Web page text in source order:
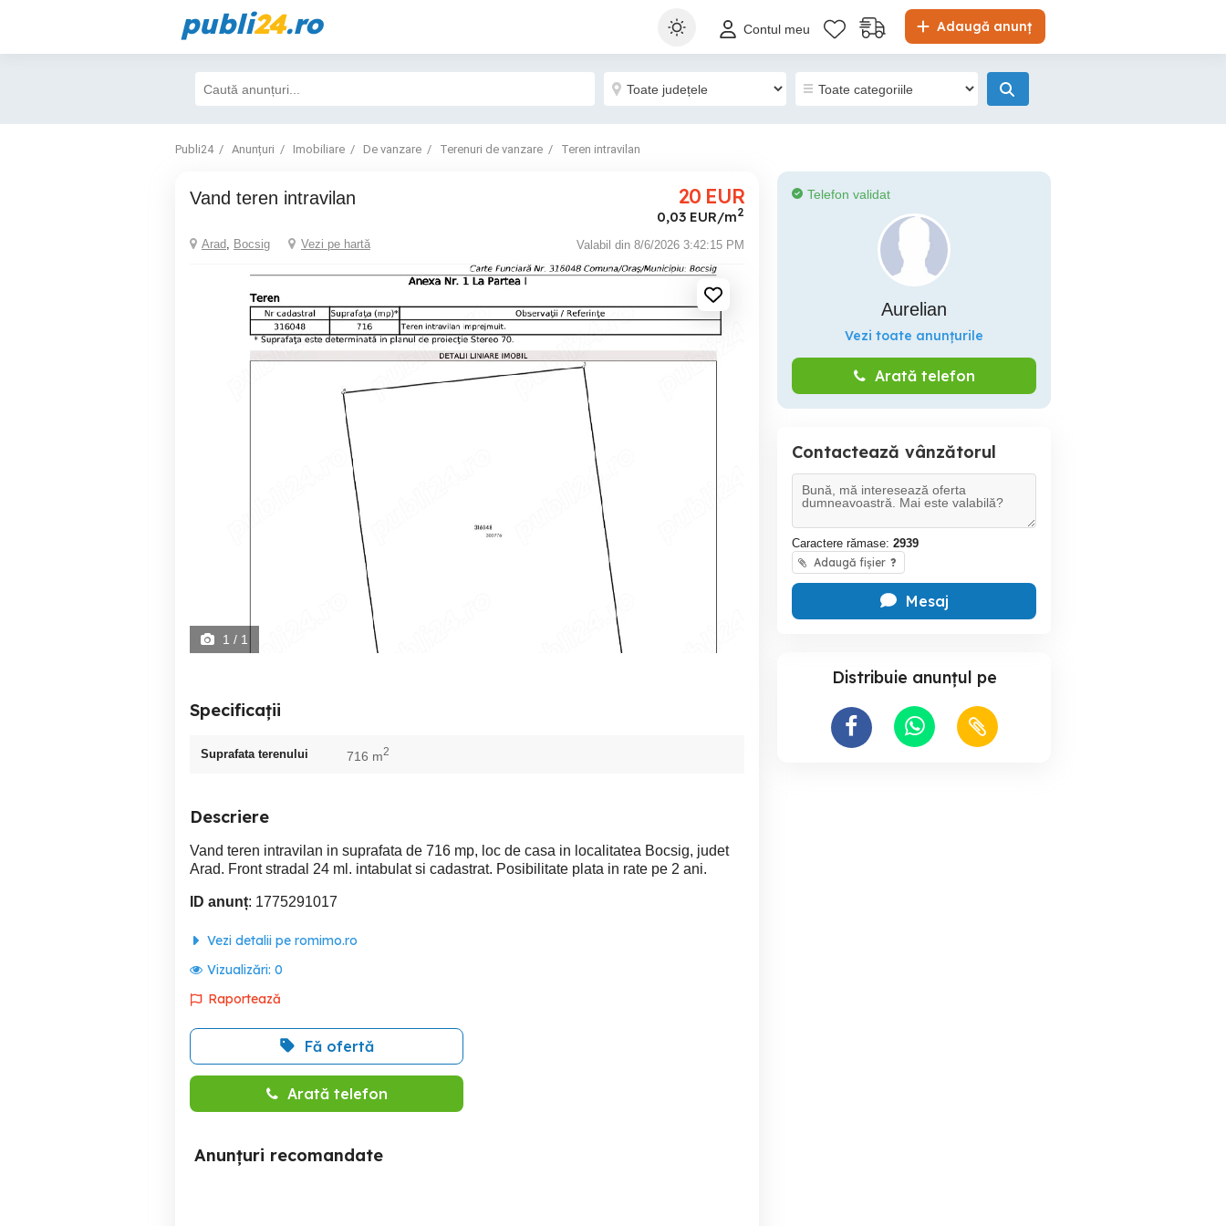
publi24.ro Adaugă anunț
Contul meu
Publi24 Anunțuri Imobiliare De vanzare Terenuri de vanzare Teren intravilan
Vand teren intravilan 20 EUR
0,03 EUR/m2
Arad Bocsig Vezi pe hartă Valabil din 8/6/2026 3:42:15 PM
1 / 1
Specificații
Suprafata terenului 716 m2
Descriere
Vand teren intravilan in suprafata de 716 mp, loc de casa in localitatea Bocsig, judet
Arad. Front stradal 24 ml. intabulat si cadastrat. Posibilitate plata in rate pe 2 ani.
ID anunț: 1775291017
Vezi detalii pe romimo.ro
Vizualizări: 0
Raportează
Fă ofertă
Arată telefon
Anunțuri recomandate
Telefon validat
Aurelian
Vezi toate anunțurile
Arată telefon
Contactează vânzătorul
Caractere rămase: 2939
Adaugă fișier ?
Mesaj
Distribuie anunțul pe